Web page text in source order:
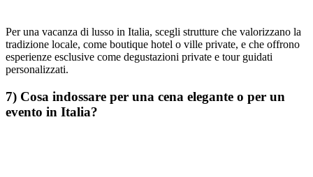
Per una vacanza di lusso in Italia, scegli strutture che valorizzano la
tradizione locale, come boutique hotel o ville private, e che offrono
esperienze esclusive come degustazioni private e tour guidati
personalizzati.
7) Cosa indossare per una cena elegante o per un
evento in Italia?